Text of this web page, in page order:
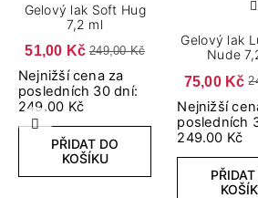
Předchozí
Gelový lak Soft Hug
7,2 ml
51,00 Kč 249,00 Kč
Nejnižší cena za
posledních 30 dní:
249.00 Kč
PŘIDAT DO
KOŠÍKU
Gelový lak
Nude
75,00 Kč
Nejnižší
posledních
249.00 Kč